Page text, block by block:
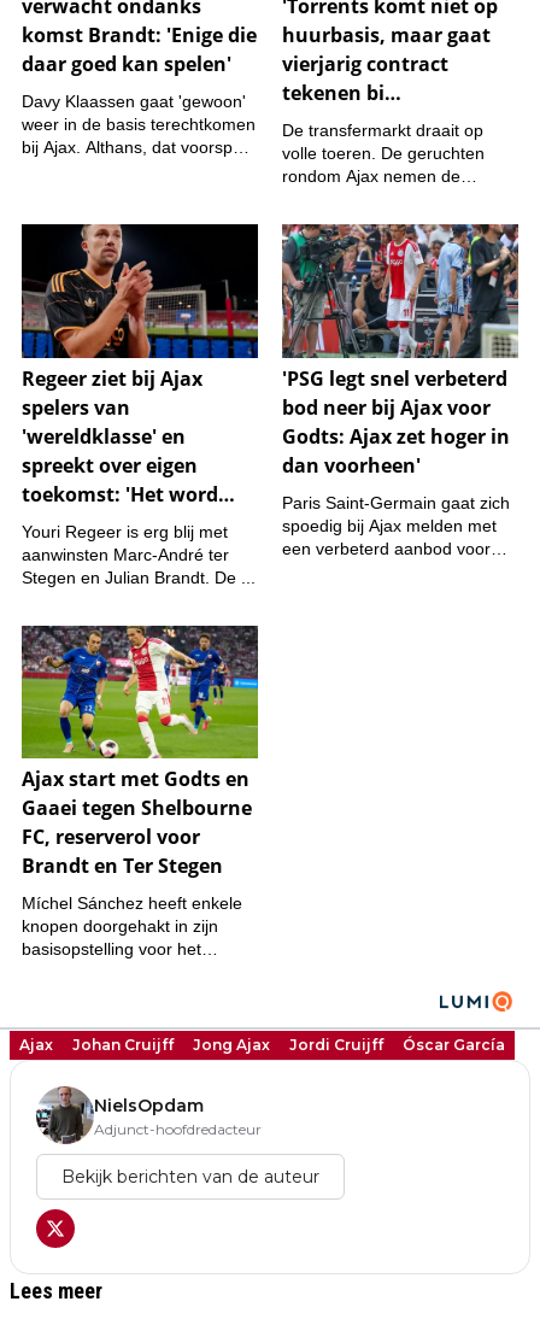
Ajax Johan Cruijff Jong Ajax Jordi Cruijff Óscar García
NielsOpdam
Adjunct-hoofdredacteur
Bekijk berichten van de auteur
Lees meer